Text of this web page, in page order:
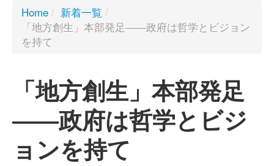
お問い合わせ
Home / 新着一覧 /
「地方創生」本部発足――政府は哲学とビジョン
を持て
「地方創生」本部発足
――政府は哲学とビジ
ョンを持て